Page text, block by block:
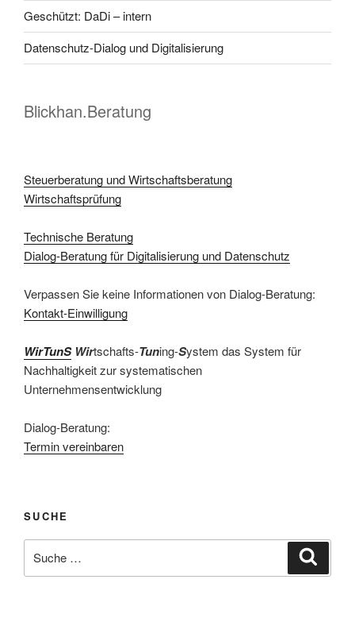
Geschützt: DaDi – intern
Datenschutz-Dialog und Digitalisierung
Blickhan.Beratung
Steuerberatung und Wirtschaftsberatung
Wirtschaftsprüfung
Technische Beratung
Dialog-Beratung für Digitalisierung und Datenschutz
Verpassen Sie keine Informationen von Dialog-Beratung:
Kontakt-Einwilligung
WirTunSWirtschafts-Tuning-System das System für
Nachhaltigkeit zur systematischen
Unternehmensentwicklung
Dialog-Beratung:
Termin vereinbaren
SUCHE
nach: